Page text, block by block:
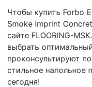
Чтобы купить Forbo
Smoke Imprint
сайте FLOORING-
выбрать
проконсультируют
стильное напольное
сегодня!